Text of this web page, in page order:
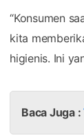
​“Konsumen
kita
higienis. Ini
Baca Juga :